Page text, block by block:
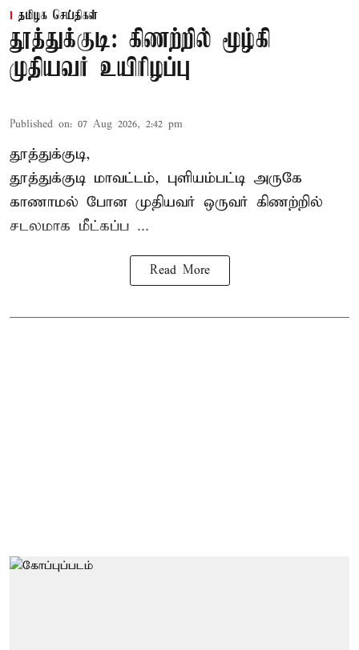
தமிழக செய்திகள்
தூத்துக்குடி: கிணற்றில் மூழ்கி
முதியவர் உயிரிழப்பு
Published on: 07 Aug 2026, 2:42 pm
தூத்துக்குடி,
தூத்துக்குடி மாவட்டம், புளியம்பட்டி அருகே
காணாமல் போன முதியவர் ஒருவர் கிணற்றில்
சடலமாக மீட்கப்ப ...
Read More